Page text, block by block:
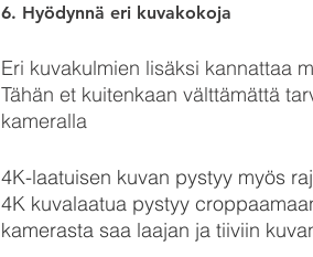
6. Hyödynnä eri kuvakokoja
Eri kuvakulmien lisäksi kannattaa
Tähän et kuitenkaan välttämättä
kameralla
4K-laatuisen kuvan pystyy myös
4K kuvalaatua pystyy
kamerasta saa laajan ja tiiviin